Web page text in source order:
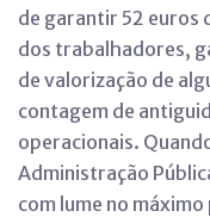
de garantir 52 euros
dos trabalhadores,
de valorização de
contagem de
operacionais.
Administração
com lume no